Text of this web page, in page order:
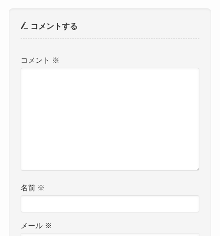
コメントする
コメント ※
名前 ※
メール ※